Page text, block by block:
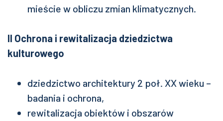
mieście w obliczu zmian klimatycznych.
II Ochrona i rewitalizacja dziedzictwa
kulturowego
dziedzictwo architektury 2 poł. XX wieku –
badania i ochrona,
rewitalizacja obiektów i obszarów